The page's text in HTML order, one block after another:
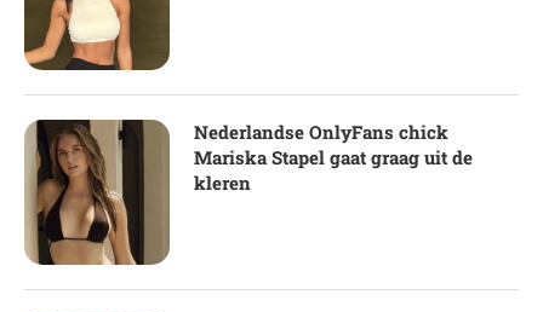
Nederlandse OnlyFans chick
Mariska Stapel gaat graag uit de
kleren